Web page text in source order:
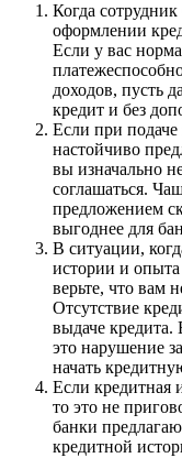
Когда
оформлении
Если у вас
доходов, пусть
кредит и без
Если при подаче
настойчиво
вы изначально
соглашаться.
предложением
выгоднее для
В ситуации,
истории и
верьте, что вам
Отсутствие
выдаче кредита.
это нарушение
начать
Если кредитная
то это не
банки
кредитной